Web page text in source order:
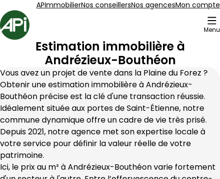
APImmobilierNos conseillersNos agencesMon compte
Accueil
Menu
Estimation immobilière à
Andrézieux-Bouthéon
Vous avez un projet de vente dans la Plaine du Forez ?
Obtenir une estimation immobilière à Andrézieux-
Bouthéon précise est la clé d'une transaction réussie.
Idéalement située aux portes de Saint-Étienne, notre
commune dynamique offre un cadre de vie très prisé.
Depuis 2021, notre agence met son expertise locale à
votre service pour définir la valeur réelle de votre
patrimoine.
Ici, le prix au m² à Andrézieux-Bouthéon varie fortement